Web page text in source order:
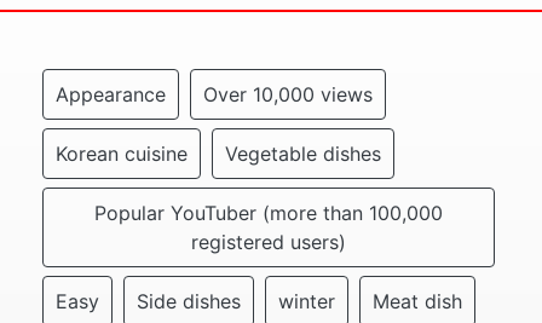
Appearance Over 10,000 views
Korean cuisine Vegetable dishes
Popular YouTuber (more than 100,000
registered users)
Easy Side dishes winter Meat dish